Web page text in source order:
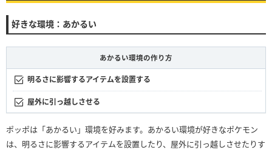
好きな環境：あかるい
あかるい環境の作り方
明るさに影響するアイテムを設置する
屋外に引っ越しさせる
ポッポは「あかるい」環境を好みます。あかるい環境が好きなポケモン
は、明るさに影響するアイテムを設置したり、屋外に引っ越しさせたりす